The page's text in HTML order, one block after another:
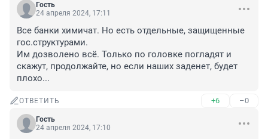
Гость
24 апреля 2024, 17:11
Все банки химичат. Но есть отдельные, защищенные
гос.структурами.
Им дозволено всё. Только по головке погладят и
скажут, продолжайте, но если наших заденет, будет
плохо...
ОТВЕТИТЬ +6 –0
Гость
24 апреля 2024, 17:10